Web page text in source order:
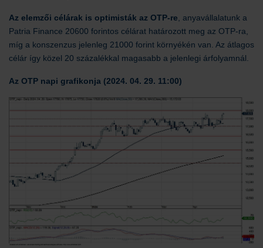
Az elemzői célárak is optimisták az OTP-re , anyavállalatunk a
Patria Finance 20600 forintos célárat határozott meg az OTP-ra,
míg a konszenzus jelenleg 21000 forint környékén van. Az átlagos
célár így közel 20 százalékkal magasabb a jelenlegi árfolyamnál.
Az OTP napi grafikonja (2024. 04. 29. 11:00)